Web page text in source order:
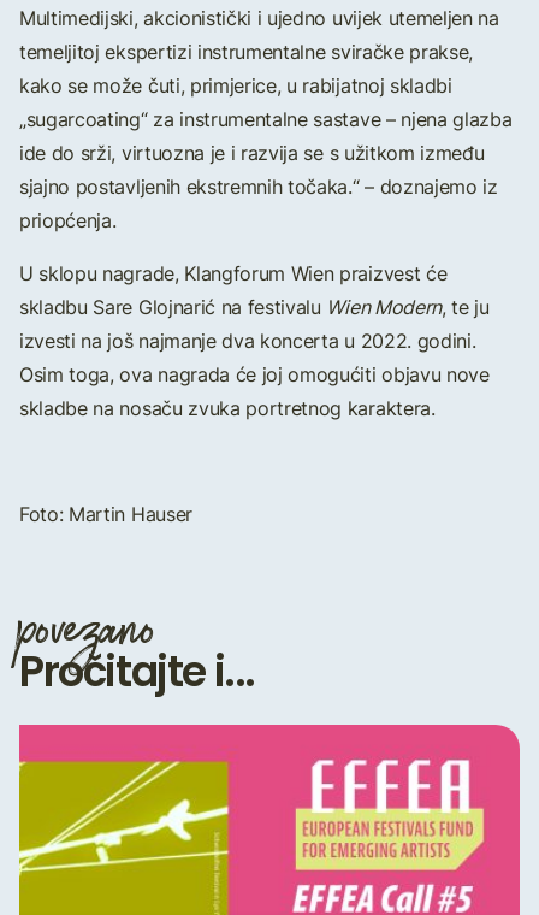
Multimedijski, akcionistički i ujedno uvijek utemeljen na
temeljitoj ekspertizi instrumentalne sviračke prakse,
kako se može čuti, primjerice, u rabijatnoj skladbi
„sugarcoating“ za instrumentalne sastave – njena glazba
ide do srži, virtuozna je i razvija se s užitkom između
sjajno postavljenih ekstremnih točaka.“ – doznajemo iz
priopćenja.
U sklopu nagrade, Klangforum Wien praizvest će
skladbu Sare Glojnarić na festivalu Wien Modern, te ju
izvesti na još najmanje dva koncerta u 2022. godini.
Osim toga, ova nagrada će joj omogućiti objavu nove
skladbe na nosaču zvuka portretnog karaktera.
Foto: Martin Hauser
povezano
Pročitajte i...